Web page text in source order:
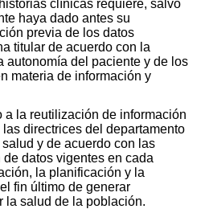
clínicas requiere, salvo
haya dado antes su
previa de los datos
titular de acuerdo con la
autonomía del paciente y de los
materia de información y
a la reutilización de información
directrices del departamento
y de acuerdo con las
datos vigentes en cada
la planificación y la
fin último de generar
la salud de la población.